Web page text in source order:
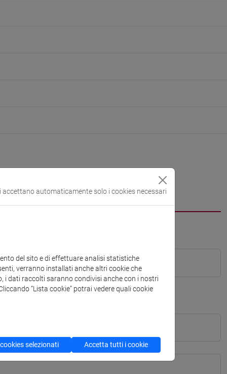
automaticamente solo i cookies necessari
del sito e di effettuare analisi statistiche
verranno installati anche altri cookie che
i dati raccolti saranno condivisi anche con i nostri
“Lista cookie” potrai vedere quali cookie
selezionati Accetta tutti i cookie